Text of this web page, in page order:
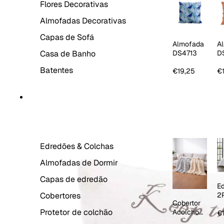
Flores Decorativas
Almofadas Decorativas
Capas de Sofá
Casa de Banho
Batentes
Almofada
DS4713
€19,25
Edredões & Colchas
Almofadas de Dormir
Capas de edredão
Cobertores
Protetor de colchão
Cobertor
Acolchoa
do Sherpa
R